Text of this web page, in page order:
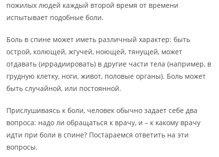
пожилых людей каждый второй время от времени
испытывает подобные боли.
Боль в спине может иметь различный характер: быть
острой, колющей, жгучей, ноющей, тянущей, может
отдавать (иррадиировать) в другие части тела (например, в
грудную клетку, ноги, живот, половые органы). Боль может
быть случайной, или постоянной.
Прислушиваясь к боли, человек обычно задает себе два
вопроса: надо ли обращаться к врачу, и – к какому врачу
идти при боли в спине? Постараемся ответить на эти
вопросы.